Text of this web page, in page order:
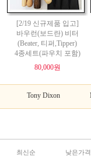
[2/19 신규제품 입고]
바우런(보드란) 비터
(Beater, 티퍼,Tipper)
4종세트(파우치 포함)
80,000원
Tony Dixon
최신순 낮은가격